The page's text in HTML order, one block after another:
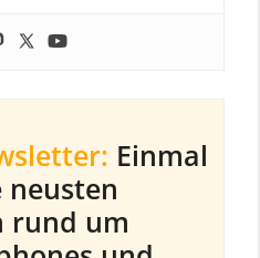
Einmal
neusten
rund um